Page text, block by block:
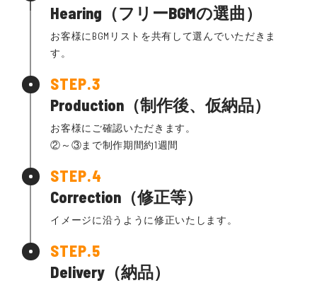
Hearing（フリーBGMの選曲）
お客様にBGMリストを共有して選んでいただきま
す。
Production（制作後、仮納品）
お客様にご確認いただきます。
②～③まで制作期間約1週間
Correction（修正等）
イメージに沿うように修正いたします。
Delivery（納品）